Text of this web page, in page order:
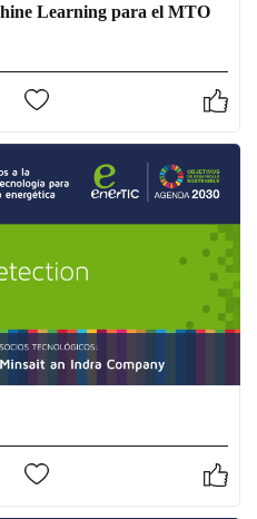
Learning para el MTO